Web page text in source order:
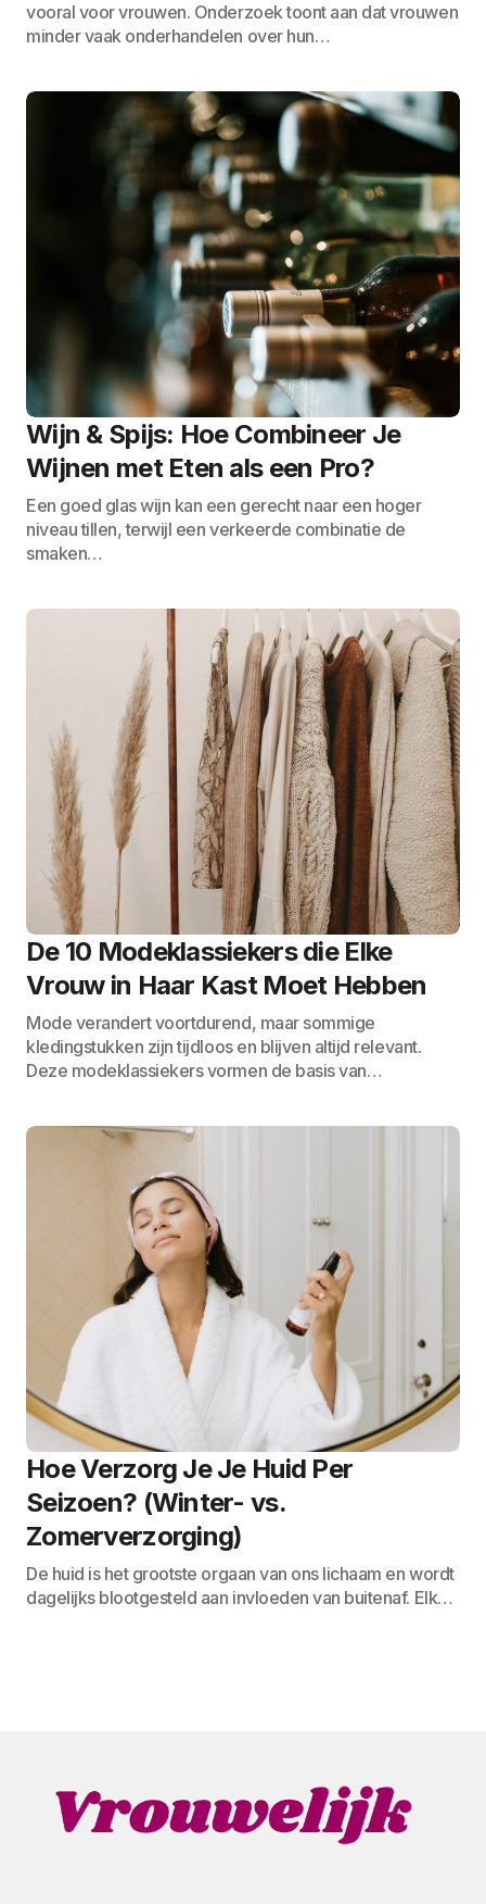
vooral voor vrouwen. Onderzoek toont aan dat vrouwen
minder vaak onderhandelen over hun…
Wijn & Spijs: Hoe Combineer Je
Wijnen met Eten als een Pro?
Een goed glas wijn kan een gerecht naar een hoger
niveau tillen, terwijl een verkeerde combinatie de
smaken…
De 10 Modeklassiekers die Elke
Vrouw in Haar Kast Moet Hebben
Mode verandert voortdurend, maar sommige
kledingstukken zijn tijdloos en blijven altijd relevant.
Deze modeklassiekers vormen de basis van…
Hoe Verzorg Je Je Huid Per
Seizoen? (Winter- vs.
Zomerverzorging)
De huid is het grootste orgaan van ons lichaam en wordt
dagelijks blootgesteld aan invloeden van buitenaf. Elk…